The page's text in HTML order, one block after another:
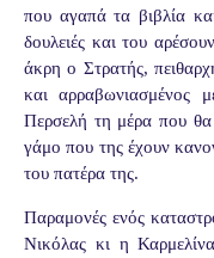
που αγαπά τα βιβλία
δουλειές και του
άκρη ο Στρατής,
και αρραβωνιασμένος
Περσελή τη μέρα που
γάμο που της έχουν
του πατέρα της.
Παραμονές ενός
Νικόλας κι η